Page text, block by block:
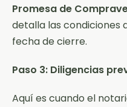
Promesa de
detalla las condiciones
fecha de cierre.
Paso 3: Diligencias
Aquí es cuando el